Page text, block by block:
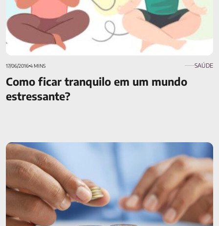
17/06/20164 MINS SAÚDE
Como ficar tranquilo em um mundo
estressante?
Resgate da previdência privada: como funciona, prazos e
tributação